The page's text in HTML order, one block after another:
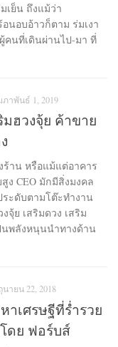
เย็น ถึงแม้ว่า
นอบอ้าวก็ตาม ร่มเงา
คนที่เดินผ่านไป-มา ที่
ภาพันธ์ 1, 2019
มฮวงจุ้ย ค้าขาย
ร้าน หรือแม้แต่อาคาร
ง CEO มักมีสิ่งมงคล
ระดับตามโต๊ะทำงาน
จุ้ย เสริมดวง เสริม
นพลังหนุนนำทางด้าน
นายน 22, 2018
าเศรษฐีที่ร่ำรวย
ดย ฟอร์บส์